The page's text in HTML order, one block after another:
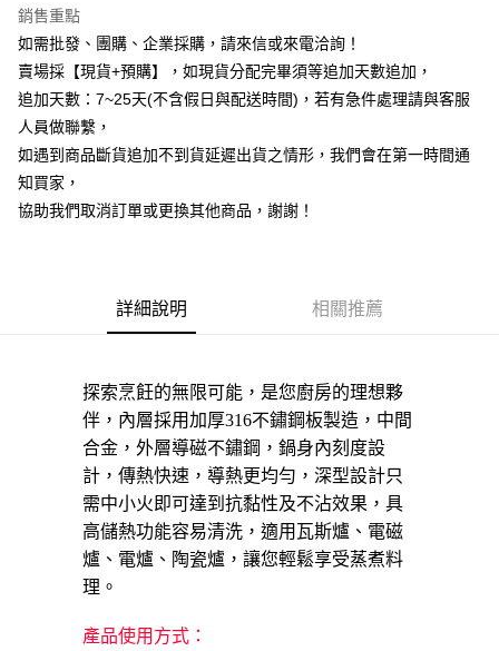
匯豐（台灣）商業銀行
聯邦商業銀行
遠東國際商業銀行
元大商業銀行
永豐商業銀行
台新國際商業銀行
中國信託商業銀行
台灣樂天信用卡公司
臺灣中小企業銀行
匯豐（台灣）商業銀行
華泰商業銀行
聯邦商業銀行
遠東國際商業銀行
元大商業銀行
永豐商業銀行
玉山商業銀行
台灣樂天信用卡公司
上海商業儲蓄銀行
國泰世華商業銀行
兆豐國際商業銀行
臺灣中小企業銀行
台中商業銀行
匯豐（台灣）商業銀行
華泰商業銀行
聯邦商業銀行
遠東國際商業銀行
元大商業銀行
玉山商業銀行
星展（台灣）商業銀行
台新國際商業銀行
LINE Pay
Apple Pay
街口支付
悠遊付
全盈+PAY
AFTEE先享後付
１．簡單：不需註冊會員、不需綁卡、不需儲值。
【「AFTEE先享後付」結帳流程】
１．於結帳方式選擇「AFTEE先享後付」後，將跳轉至「AFTEE先享後付」
結帳頁面，進行簡訊認證並確認金額後，即可完成結帳。
２．訂單成立數日內，您將收到繳費通知簡訊。
３．收到繳費通知簡訊後14天內，點擊此簡訊中的連結，可透過四大超商／
ATM／網路銀行／等多元方式進行付款，方視為交易完成。
※ 請注意：結帳手續完成當下不需立刻繳費，但若您需要取消訂單，請聯絡
購買商品的店家。未經商家同意取消之訂單仍視為有效，需透過AFTEE先享
後付繳納相關費用。
※ 交易是否成功請以「AFTEE先享後付 」之結帳頁面顯示為準，若有關於
客戶支援中心」https://netprotections.freshdesk.com/support/home
運送方式
全家取貨付款三天後到
每筆NT$60，滿NT$490(含以上)免運費
全家離島取貨付款
每筆NT$100，滿NT$1,000(含以上)免運費
付款後全家取貨
每筆NT$60，滿NT$490(含以上)免運費
7-11取貨付款三天
銷售重點
如需批發、團購、企業採購，請來信或來電洽詢！
賣場採【現貨+預購】，如現貨分配完畢須等追加天數追加，
追加天數：7~25天(不含假日與配送時間)，若有急件處理請與客服
人員做聯繫，
如遇到商品斷貨追加不到貨延遲出貨之情形，我們會在第一時間通
知買家，
協助我們取消訂單或更換其他商品，謝謝！
詳細說明 相關推薦
探索烹飪的無限可能，是您廚房的理想夥
伴， 內層採用加厚316不鏽鋼板製造 ， 中間
合金 ，外層導磁不鏽鋼，鍋身內刻度設
計，傳熱快速，導熱更均勻，深型設計只
需中小火即可達到抗黏性及不沾效果，具
高儲熱功能容易清洗，適用瓦斯爐、電磁
爐、電爐、陶瓷爐，讓您輕鬆享受蒸煮料
理。
產品使用方式：